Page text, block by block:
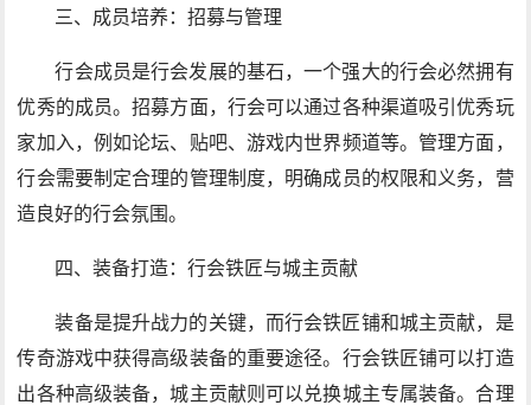
三、成员培养：招募与管理
行会成员是行会发展的基石，一个强大的行会必然拥有
优秀的成员。招募方面，行会可以通过各种渠道吸引优秀玩
家加入，例如论坛、贴吧、游戏内世界频道等。管理方面，
行会需要制定合理的管理制度，明确成员的权限和义务，营
造良好的行会氛围。
四、装备打造：行会铁匠与城主贡献
装备是提升战力的关键，而行会铁匠铺和城主贡献，是
传奇游戏中获得高级装备的重要途径。行会铁匠铺可以打造
出各种高级装备，城主贡献则可以兑换城主专属装备。合理